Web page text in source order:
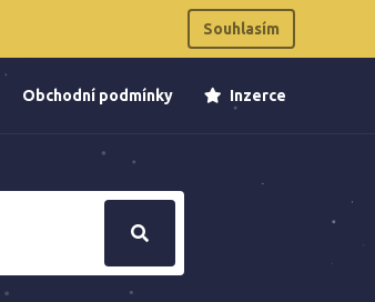
Souhlasím
Obchodní podmínky Inzerce